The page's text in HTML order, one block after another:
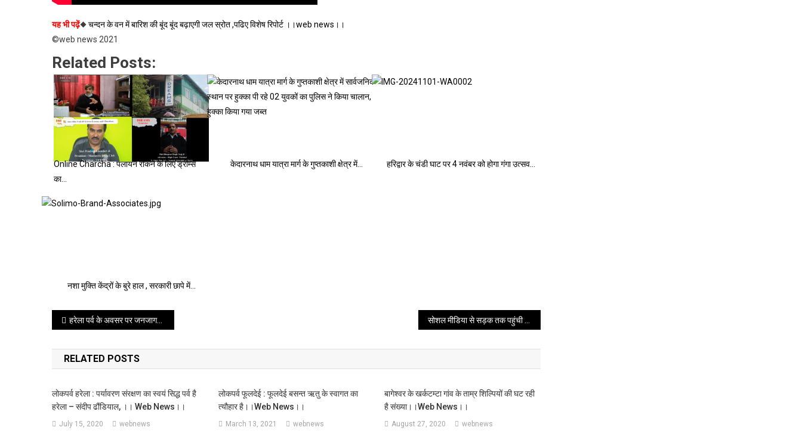
यह भी पढ़ें◆चन्दन के वन में बारिश की बूंद बूंद बढ़ाएगी जल स्रोत ,पढिए विशेष रिपोर्ट ।।web news।।
©web news 2021
Related Posts:
Online Charcha : पलायन रोकने के लिए ड्रीम्स
का…
केदारनाथ धाम यात्रा मार्ग के गुप्तकाशी क्षेत्र में… हरिद्वार के चंडी घाट पर 4 नवंबर को होगा गंगा उत्सव…
नशा मुक्ति केंद्रों के बुरे हाल , सरकारी छापे में…
Post
navigation
हरेला पर्व के अवसर पर जनजागरुकता अभियान ,पढे पूरी खबर ।।web news।।
RELATED POSTS
लोकपर्व हरेला : पर्यावरण संरक्षण का स्वयं सिद्ध पर्व है
हरेला – संदीप ढौंडियाल, ।। Web News।।
July 15, 2020 webnews
लोकपर्व फूलदेई : फूलदेई बसन्त ऋतु के स्वागत का
त्यौहार है।।web News।।
March 13, 2021 webnews
बागेश्वर के खर्कटम्टा गांव के ताम्र शिल्पियों की घट रही
है संख्या।।web News।।
August 27, 2020 webnews